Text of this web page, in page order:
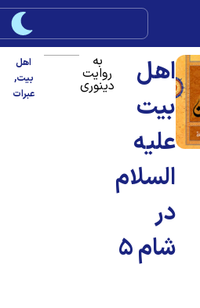
اهل
بیت
علیه
السلام
در
شام 5
روایت
دینوری
اهل
بیت,
عبرات